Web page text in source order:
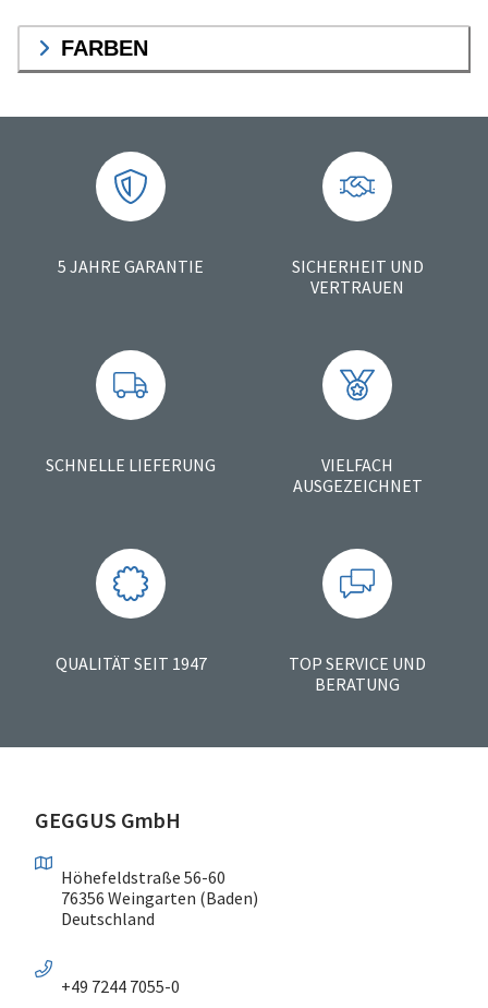
FARBEN
5 JAHRE GARANTIE
SICHERHEIT UND
VERTRAUEN
SCHNELLE LIEFERUNG
VIELFACH
AUSGEZEICHNET
QUALITÄT SEIT 1947
TOP SERVICE UND
BERATUNG
GEGGUS GmbH
Höhefeldstraße 56-60
76356 Weingarten (Baden)
Deutschland
+49 7244 7055-0